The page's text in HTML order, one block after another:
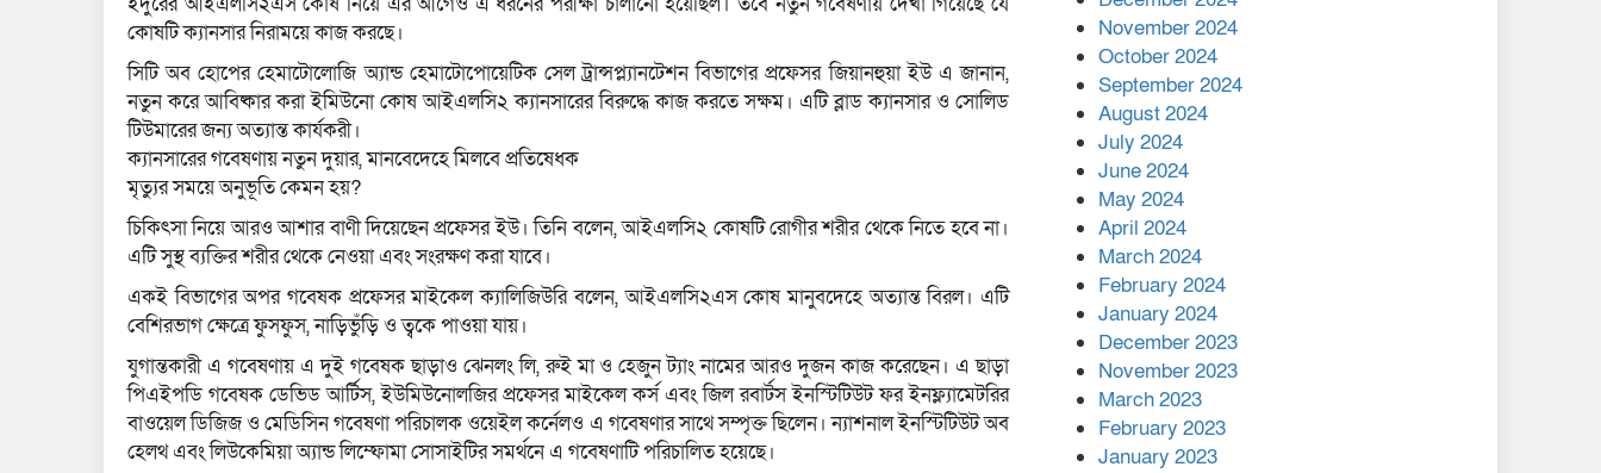
কোষটি ক্যানসার নিরাময়ে কাজ করছে।
সিটি অব হোপের হেমাটোলোজি অ্যান্ড হেমাটোপোয়েটিক সেল ট্রান্সপ্ল্যানটেশন বিভাগের প্রফেসর জিয়ানহুয়া ইউ এ জানান,
নতুন করে আবিষ্কার করা ইমিউনো কোষ আইএলসি২ ক্যানসারের বিরুদ্ধে কাজ করতে সক্ষম। এটি ব্লাড ক্যানসার ও সোলিড
টিউমারের জন্য অত্যান্ত কার্যকরী।
ক্যানসারের গবেষণায় নতুন দুয়ার, মানবেদেহে মিলবে প্রতিষেধক
মৃত্যুর সময়ে অনুভূতি কেমন হয়?
চিকিৎসা নিয়ে আরও আশার বাণী দিয়েছেন প্রফেসর ইউ। তিনি বলেন, আইএলসি২ কোষটি রোগীর শরীর থেকে নিতে হবে না।
এটি সুস্থ ব্যক্তির শরীর থেকে নেওয়া এবং সংরক্ষণ করা যাবে।
একই বিভাগের অপর গবেষক প্রফেসর মাইকেল ক্যালিজিউরি বলেন, আইএলসি২এস কোষ মানুবদেহে অত্যান্ত বিরল। এটি
বেশিরভাগ ক্ষেত্রে ফুসফুস, নাড়িভুঁড়ি ও ত্বকে পাওয়া যায়।
যুগান্তকারী এ গবেষণায় এ দুই গবেষক ছাড়াও ঝেনলং লি, রুই মা ও হেজুন ট্যাং নামের আরও দুজন কাজ করেছেন। এ ছাড়া
পিএইপডি গবেষক ডেভিড আর্টিস, ইউমিউনোলজির প্রফেসর মাইকেল কর্স এবং জিল রবার্টস ইনস্টিটিউট ফর ইনফ্ল্যামেটরির
বাওয়েল ডিজিজ ও মেডিসিন গবেষণা পরিচালক ওয়েইল কর্নেলও এ গবেষণার সাথে সম্পৃক্ত ছিলেন। ন্যাশনাল ইনস্টিটিউট অব
হেলথ এবং লিউকেমিয়া অ্যান্ড লিম্ফোমা সোসাইটির সমর্থনে এ গবেষণাটি পরিচালিত হয়েছে।
বান্দরবানে বন্যায় ক্ষতিগ্রস্তদের
মাঝে সহায়তা দিলেন সাচিং প্রু
জেরী
November 2024
October 2024
September 2024
August 2024
July 2024
June 2024
May 2024
April 2024
March 2024
February 2024
January 2024
December 2023
November 2023
March 2023
February 2023
January 2023